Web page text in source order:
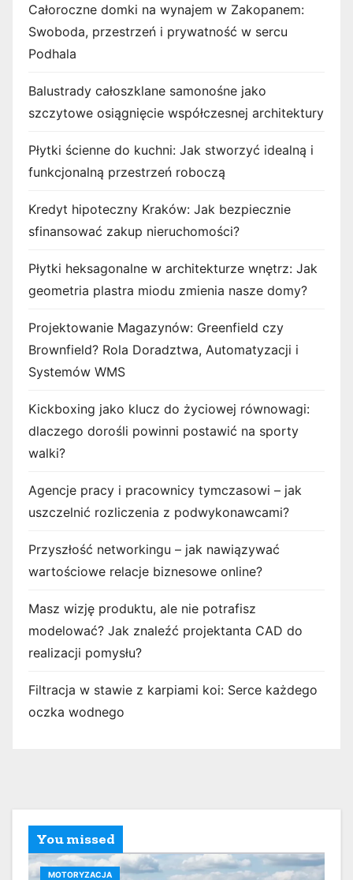
Całoroczne domki na wynajem w Zakopanem:
Swoboda, przestrzeń i prywatność w sercu
Podhala
Balustrady całoszklane samonośne jako
szczytowe osiągnięcie współczesnej architektury
Płytki ścienne do kuchni: Jak stworzyć idealną i
funkcjonalną przestrzeń roboczą
Kredyt hipoteczny Kraków: Jak bezpiecznie
sfinansować zakup nieruchomości?
Płytki heksagonalne w architekturze wnętrz: Jak
geometria plastra miodu zmienia nasze domy?
Projektowanie Magazynów: Greenfield czy
Brownfield? Rola Doradztwa, Automatyzacji i
Systemów WMS
Kickboxing jako klucz do życiowej równowagi:
dlaczego dorośli powinni postawić na sporty
walki?
Agencje pracy i pracownicy tymczasowi – jak
uszczelnić rozliczenia z podwykonawcami?
Przyszłość networkingu – jak nawiązywać
wartościowe relacje biznesowe online?
Masz wizję produktu, ale nie potrafisz
modelować? Jak znaleźć projektanta CAD do
realizacji pomysłu?
Filtracja w stawie z karpiami koi: Serce każdego
oczka wodnego
You missed
MOTORYZACJA